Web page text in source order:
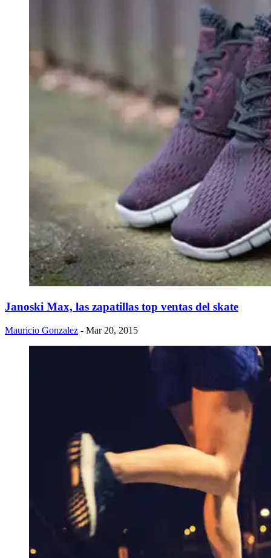
Janoski Max, las zapatillas top ventas del skate
Mauricio Gonzalez - Mar 20, 2015